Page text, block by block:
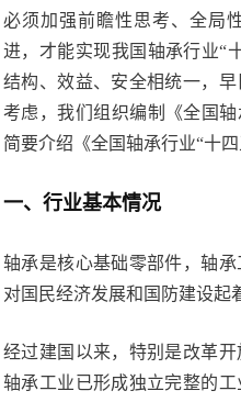
必须加强前瞻性思考、全局
进，才能实现我国轴承行业“
结构、效益、安全相统一，
考虑，我们组织编制《全国
简要介绍《全国轴承行业“十
一、行业基本情况
轴承是核心基础零部件，轴承
对国民经济发展和国防建设起
经过建国以来，特别是改革
轴承工业已形成独立完整的